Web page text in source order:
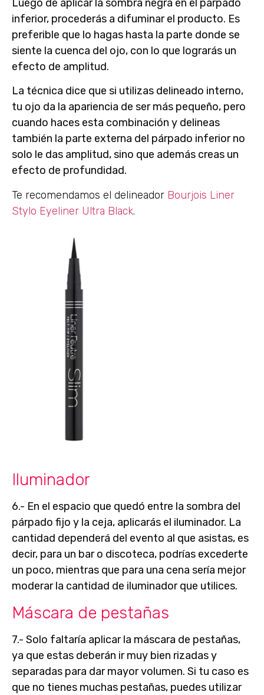
Luego de aplicar la sombra negra en el párpado
inferior, procederás a difuminar el producto. Es
preferible que lo hagas hasta la parte donde se
siente la cuenca del ojo, con lo que lograrás un
efecto de amplitud.
La técnica dice que si utilizas delineado interno,
tu ojo da la apariencia de ser más pequeño, pero
cuando haces esta combinación y delineas
también la parte externa del párpado inferior no
solo le das amplitud, sino que además creas un
efecto de profundidad.
Te recomendamos el delineador Bourjois Liner
Stylo Eyeliner Ultra Black.
Iluminador
6.- En el espacio que quedó entre la sombra del
párpado fijo y la ceja, aplicarás el iluminador. La
cantidad dependerá del evento al que asistas, es
decir, para un bar o discoteca, podrías excederte
un poco, mientras que para una cena sería mejor
moderar la cantidad de iluminador que utilices.
Máscara de pestañas
7.- Solo faltaría aplicar la máscara de pestañas,
ya que estas deberán ir muy bien rizadas y
separadas para dar mayor volumen. Si tu caso es
que no tienes muchas pestañas, puedes utilizar